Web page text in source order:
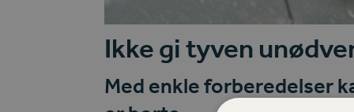
Ikke gi tyven
Med enkle forberedelser